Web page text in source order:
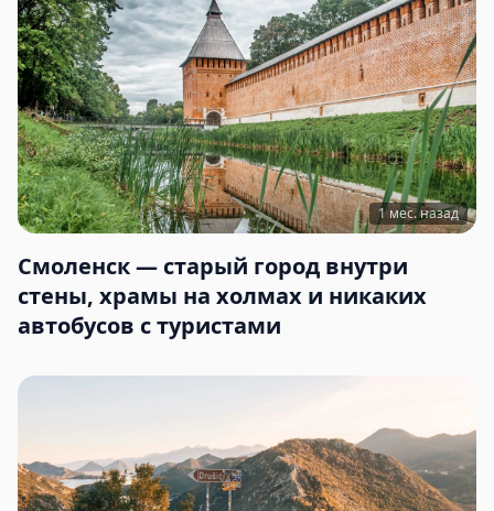
1 мес. назад
Смоленск — старый город внутри
стены, храмы на холмах и никаких
автобусов с туристами